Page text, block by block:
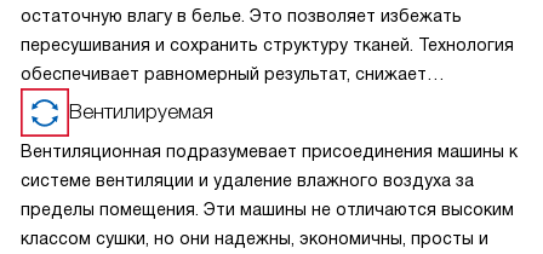
остаточную влагу в белье. Это позволяет избежать
пересушивания и сохранить структуру тканей. Технология
обеспечивает равномерный результат, снижает
энергопотребление и повышает эффективность работы,
делая процесс более бережным и удобным при
ежедневном использовании.
Вентилируемая
Вентиляционная подразумевает присоединения машины к
системе вентиляции и удаление влажного воздуха за
пределы помещения. Эти машины не отличаются высоким
классом сушки, но они надежны, экономичны, просты и